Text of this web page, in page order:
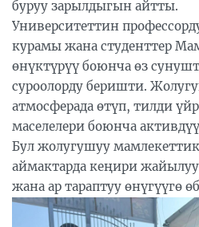
буруу зарылдыгын айтты.
Университеттин
курамы жана студенттер
өнүктүрүү боюнча өз
суроолорду беришти.
атмосферада өтүп, тилди
маселелери боюнча
Бул жолугушуу
аймактарда кеңири
жана ар тараптуу өнүгүүгө